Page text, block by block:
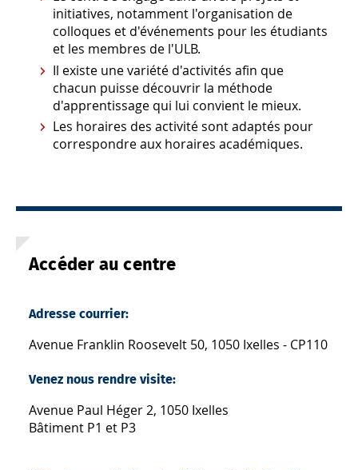
initiatives, notamment l'organisation de
colloques et d'événements pour les étudiants
et les membres de l'ULB.
Il existe une variété d'activités afin que
chacun puisse découvrir la méthode
d'apprentissage qui lui convient le mieux.
Les horaires des activité sont adaptés pour
correspondre aux horaires académiques.
Accéder au centre
Adresse courrier:
Avenue Franklin Roosevelt 50, 1050 Ixelles - CP110
Venez nous rendre visite:
Avenue Paul Héger 2, 1050 Ixelles
Bâtiment P1 et P3